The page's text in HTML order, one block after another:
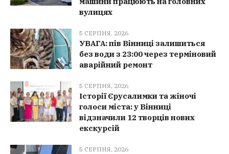
вулицях
5 СЕРПНЯ, 2026
УВАГА: пів Вінниці залишиться
без води з 23:00 через терміновий
аварійний ремонт
5 СЕРПНЯ, 2026
Історії Єрусалимки та жіночі
голоси міста: у Вінниці
відзначили 12 творців нових
екскурсій
5 СЕРПНЯ, 2026